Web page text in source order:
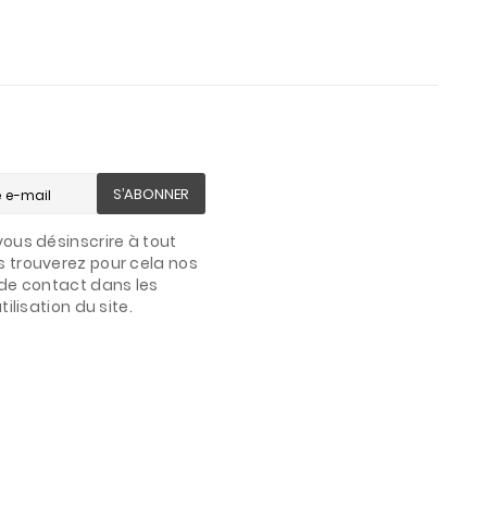
S’ABONNER
désinscrire à tout
trouverez pour cela nos
contact dans les
du site.